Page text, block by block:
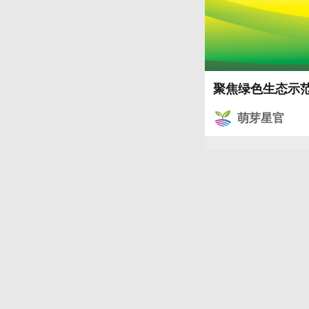
聚焦绿色生态示
萌芽星官